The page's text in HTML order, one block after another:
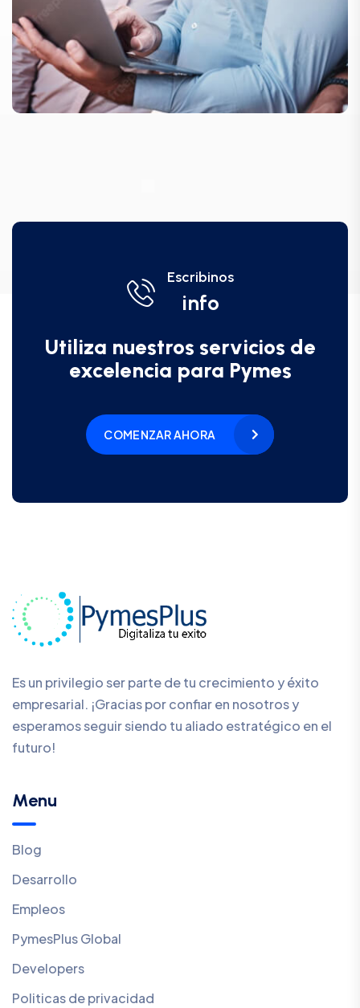
Escribinos
info
Utiliza nuestros servicios de
excelencia para Pymes
COMENZAR AHORA
Es un privilegio ser parte de tu crecimiento y éxito
empresarial. ¡Gracias por confiar en nosotros y
esperamos seguir siendo tu aliado estratégico en el
futuro!
Menu
Blog
Desarrollo
Empleos
PymesPlus Global
Developers
Politicas de privacidad